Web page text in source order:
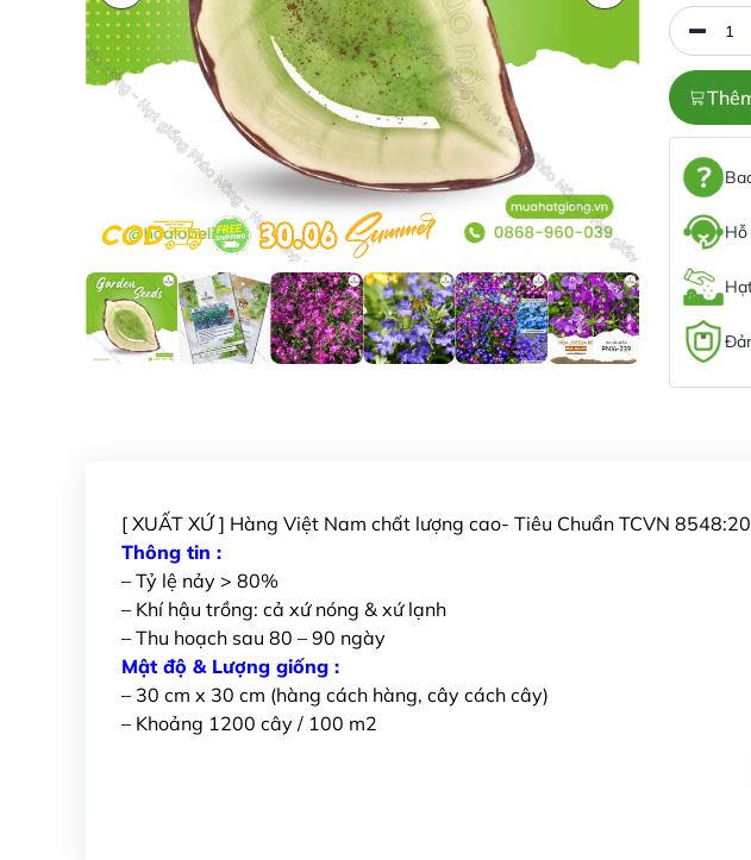
[ XUẤT XỨ ] Hàng Việt Nam chất lượng cao- Tiêu Chuẩn TCVN
Thông tin :
– Tỷ lệ nảy > 80%
– Khí hậu trồng: cả xứ nóng & xứ lạnh
– Thu hoạch sau 80 – 90 ngày
Mật độ & Lượng giống :
– 30 cm x 30 cm (hàng cách hàng, cây cách cây)
– Khoảng 1200 cây / 100 m2